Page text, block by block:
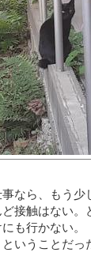
なら、もう少
接触はない。
も行かない。
いうことだっ